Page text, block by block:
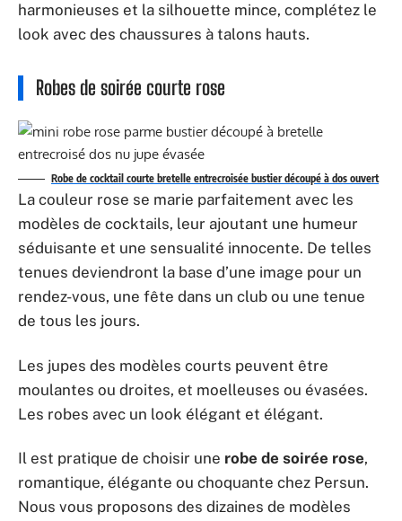
harmonieuses et la silhouette mince, complétez le
look avec des chaussures à talons hauts.
Robes de soirée courte rose
Robe de cocktail courte bretelle entrecroisée bustier découpé à dos ouvert
La couleur rose se marie parfaitement avec les
modèles de cocktails, leur ajoutant une humeur
séduisante et une sensualité innocente. De telles
tenues deviendront la base d’une image pour un
rendez-vous, une fête dans un club ou une tenue
de tous les jours.
Les jupes des modèles courts peuvent être
moulantes ou droites, et moelleuses ou évasées.
Les robes avec un look élégant et élégant.
Il est pratique de choisir une robe de soirée rose,
romantique, élégante ou choquante chez Persun.
Nous vous proposons des dizaines de modèles